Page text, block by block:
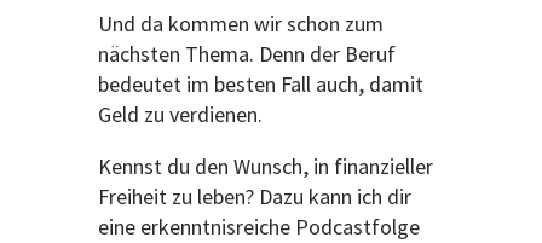
Und da kommen wir schon zum
nächsten Thema. Denn der Beruf
bedeutet im besten Fall auch, damit
Geld zu verdienen.
Kennst du den Wunsch, in finanzieller
Freiheit zu leben? Dazu kann ich dir
eine erkenntnisreiche Podcastfolge